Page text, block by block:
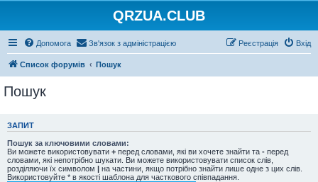
QRZUA.CLUB
Допомога Зв'язок з адміністрацією Вхід
Реєстрація
Список форумів Пошук
Пошук
ЗАПИТ
Пошук за ключовими словами:
Ви можете використовувати + перед словами, які ви хочете знайти та - перед
словами, які непотрібно шукати. Ви можете використовувати список слів,
розділяючи їх символом | на частини, якщо потрібно знайти лише одне з цих слів.
Використовуйте * в якості шаблона для часткового співпадання.